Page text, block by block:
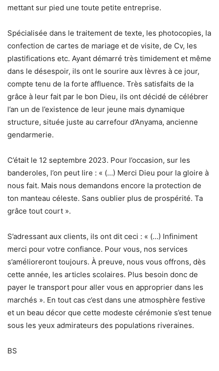
mettant sur pied une toute petite entreprise.
Spécialisée dans le traitement de texte, les photocopies, la
confection de cartes de mariage et de visite, de Cv, les
plastifications etc. Ayant démarré très timidement et même
dans le désespoir, ils ont le sourire aux lèvres à ce jour,
compte tenu de la forte affluence. Très satisfaits de la
grâce à leur fait par le bon Dieu, ils ont décidé de célébrer
l’an un de l’existence de leur jeune mais dynamique
structure, située juste au carrefour d’Anyama, ancienne
gendarmerie.
C’était le 12 septembre 2023. Pour l’occasion, sur les
banderoles, l’on peut lire : « (…) Merci Dieu pour la gloire à
nous fait. Mais nous demandons encore la protection de
ton manteau céleste. Sans oublier plus de prospérité. Ta
grâce tout court ».
S’adressant aux clients, ils ont dit ceci : « (…) Infiniment
merci pour votre confiance. Pour vous, nos services
s’amélioreront toujours. À preuve, nous vous offrons, dès
cette année, les articles scolaires. Plus besoin donc de
payer le transport pour aller vous en approprier dans les
marchés ». En tout cas c’est dans une atmosphère festive
et un beau décor que cette modeste cérémonie s’est tenue
sous les yeux admirateurs des populations riveraines.
BS